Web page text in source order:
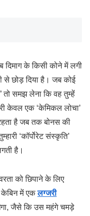
दिमाग के किसी कोने में लगी
से छोड़ दिया है। जब कोई
तो समझ लेना कि वह तुम्हें
केवल एक ‘केमिकल लोचा’
है जब तक बोनस की
‘कॉर्पोरेट संस्कृति’
है।
को छिपाने के लिए
केबिन में एकलग्जरी
जैसे कि उस महंगे चमड़े